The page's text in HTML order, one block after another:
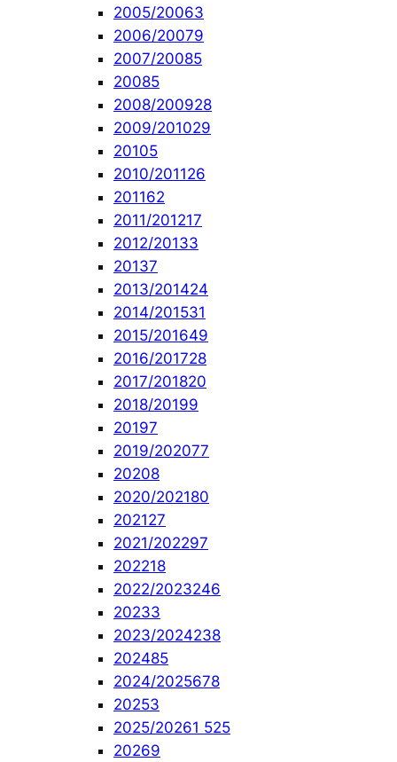
2005/20063
2006/20079
2007/20085
20085
2008/200928
2009/201029
20105
2010/201126
201162
2011/201217
2012/20133
20137
2013/201424
2014/201531
2015/201649
2016/201728
2017/201820
2018/20199
20197
2019/202077
20208
2020/202180
202127
2021/202297
202218
2022/2023246
20233
2023/2024238
202485
2024/2025678
20253
2025/20261 525
20269